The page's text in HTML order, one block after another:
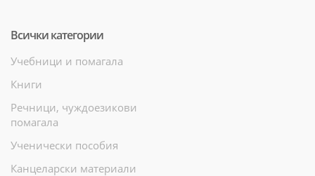
Всички категории
Учебници и помагала
Книги
Речници, чуждоезикови
помагала
Ученически пособия
Канцеларски материали